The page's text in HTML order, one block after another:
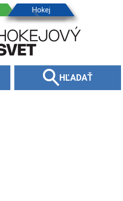
HĽADAŤ